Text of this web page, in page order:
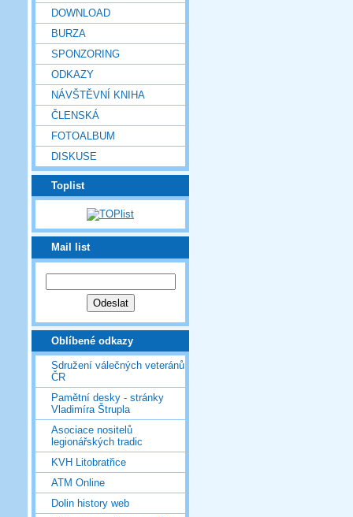
DOWNLOAD
BURZA
SPONZORING
ODKAZY
NÁVŠTĚVNÍ KNIHA
ČLENSKÁ
FOTOALBUM
DISKUSE
Toplist
Mail list
Oblíbené odkazy
Sdružení válečných veteránů
ČR
Pamětní desky - stránky
Vladimíra Štrupla
Asociace nositelů
legionářských tradic
KVH Litobratřice
ATM Online
Dolin history web